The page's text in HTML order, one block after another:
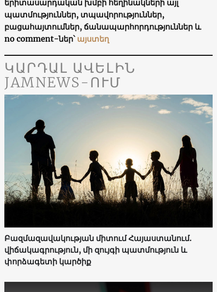
երիտասարդական խմբի հեղինակների այլ
պատմություններ, տպավորություններ,
բացահայտումներ, ճանապարհորդություններ և
no comment-ներ՝այստեղ
ԿԱՐԴԱԼ ԱՎԵԼԻՆ
JAMNEWS-ՈՒՄ
Բազմազավակության միտում Հայաստանում.
վիճակագրություն, մի զույգի պատմություն և
փորձագետի կարծիք